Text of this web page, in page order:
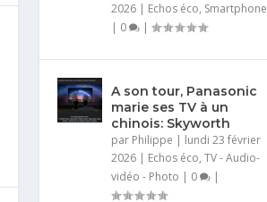
2026| Echos éco, Smartphone
| 0 |
A son tour, Panasonic
marie ses TV à un
chinois: Skyworth
par Philippe | lundi 23 février
2026| Echos éco, TV - Audio-
vidéo - Photo | 0 |